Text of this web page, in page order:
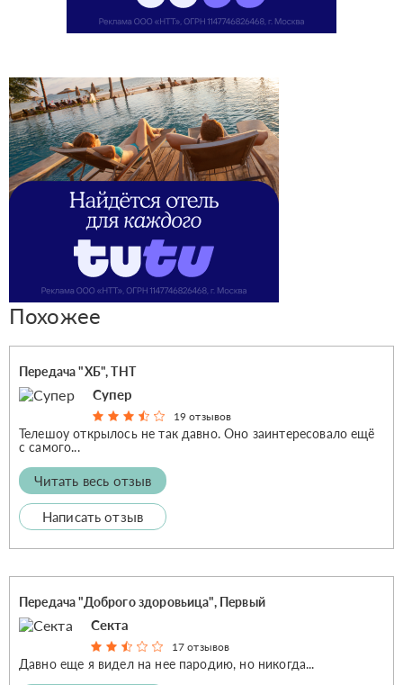
Похожее
Передача "ХБ", ТНТ
Супер
19 отзывов
Телешоу открылось не так давно. Оно заинтересовало ещё
с самого...
Читать весь отзыв
Написать отзыв
Передача "Доброго здоровьица", Первый
Секта
17 отзывов
Давно еще я видел на нее пародию, но никогда...